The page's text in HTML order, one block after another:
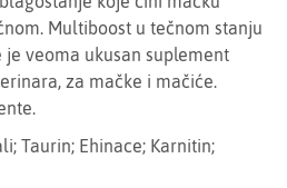
Multiboost u tečnom stanju
veoma ukusan suplement
za mačke i mačiće.
Taurin; Ehinace; Karnitin;